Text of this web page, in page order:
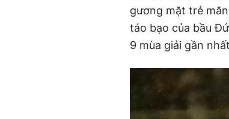
gương mặt trẻ
táo bạo của bầu
9 mùa giải gần